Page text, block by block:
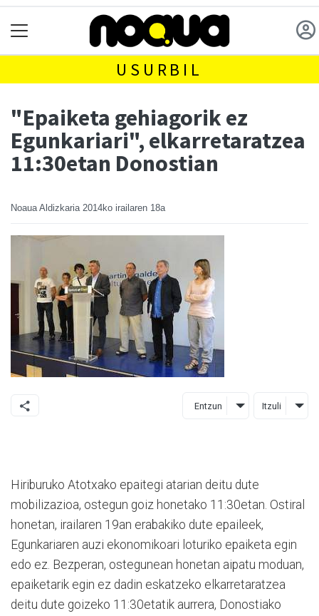
USURBIL
"Epaiketa gehiagorik ez
Egunkariari", elkarretaratzea
11:30etan Donostian
Noaua Aldizkaria 2014ko irailaren 18a
Entzun Itzuli
Hiriburuko Atotxako epaitegi atarian deitu dute
mobilizazioa, ostegun goiz honetako 11:30etan. Ostiral
honetan, irailaren 19an erabakiko dute epaileek,
Egunkariaren auzi ekonomikoari loturiko epaiketa egin
edo ez. Bezperan, ostegunean honetan aipatu moduan,
epaiketarik egin ez dadin eskatzeko elkarretaratzea
deitu dute goizeko 11:30etatik aurrera, Donostiako